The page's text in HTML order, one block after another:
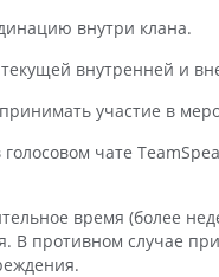
внутри клана.
внутренней и
участие в
чате
время (более
В противном случае